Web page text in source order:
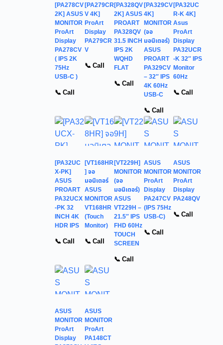
[PA278CV
2K] ASUS
MONITOR
ProArt
Display
PA278CV
( IPS 2K
75Hz
USB-C )
📞 Call
[PA279CR
V 4K]
ProArt
Display
PA279CR
V
📞 Call
[PA328QV
2K] ASUS
PROART
PA328QV
31.5 INCH
IPS 2K
WQHD
FLAT
📞 Call
[PA329CV
4K]
MONITOR
(จอ
มอนิเตอร์)
ASUS
PROART
PA329CV
– 32″ IPS
4K 60Hz
USB-C
📞 Call
[PA32UC
R-K 4K]
Asus
ProArt
Display
PA32UCR
-K 32″ IPS
Monitor
60Hz
📞 Call
[PA32UC
X-PK]
ASUS
PROART
PA32UCX
-PK 32
INCH 4K
HDR IPS
📞 Call
[VT168HR
] จอ
มอนิเตอร์
ASUS
MONITOR
VT168HR
(Touch
Monitor)
📞 Call
[VT229H]
MONITOR
(จอ
มอนิเตอร์)
ASUS
VT229H –
21.5″ IPS
FHD 60Hz
TOUCH
SCREEN
📞 Call
ASUS
MONITOR
ProArt
Display
PA247CV
(IPS 75Hz
USB-C)
📞 Call
ASUS
MONITOR
ProArt
Display
PA248QV
📞 Call
ASUS
MONITOR
ProArt
Display
ASUS
MONITOR
ProArt
PA148CT